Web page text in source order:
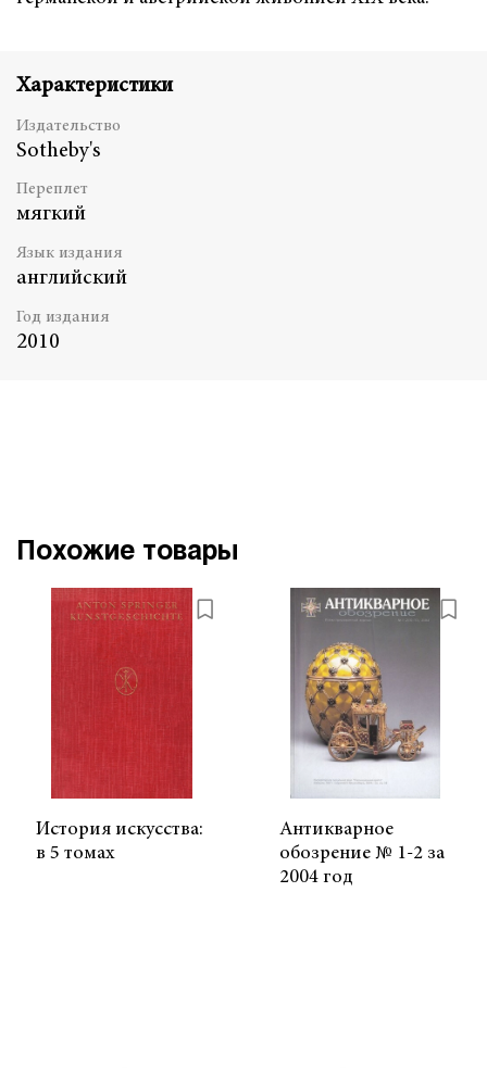
Характеристики
Издательство
Sotheby's
Переплет
мягкий
Язык издания
английский
Год издания
2010
Похожие товары
История искусства:
в 5 томах
Антикварное
обозрение № 1-2 за
2004 год